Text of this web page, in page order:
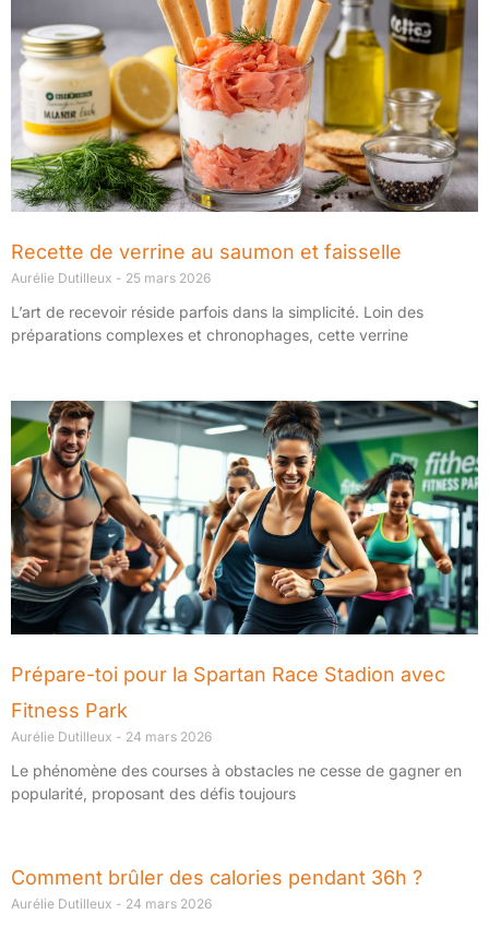
Recette de verrine au saumon et faisselle
Aurélie Dutilleux 25 mars 2026
L’art de recevoir réside parfois dans la simplicité. Loin des
préparations complexes et chronophages, cette verrine
Prépare-toi pour la Spartan Race Stadion avec
Fitness Park
Aurélie Dutilleux 24 mars 2026
Le phénomène des courses à obstacles ne cesse de gagner en
popularité, proposant des défis toujours
Comment brûler des calories pendant 36h ?
Aurélie Dutilleux 24 mars 2026